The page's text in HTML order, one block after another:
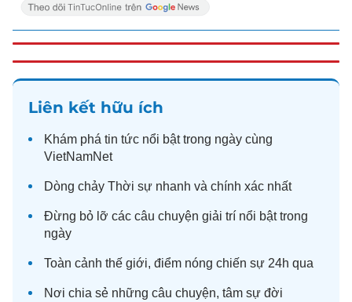
Liên kết hữu ích
Khám phá tin tức nổi bật trong ngày cùng
VietNamNet
Dòng chảy Thời sự nhanh và chính xác nhất
Đừng bỏ lỡ các câu chuyện giải trí nổi bật trong
ngày
Toàn cảnh thế giới, điểm nóng chiến sự 24h qua
Nơi chia sẻ những câu chuyện, tâm sự đời